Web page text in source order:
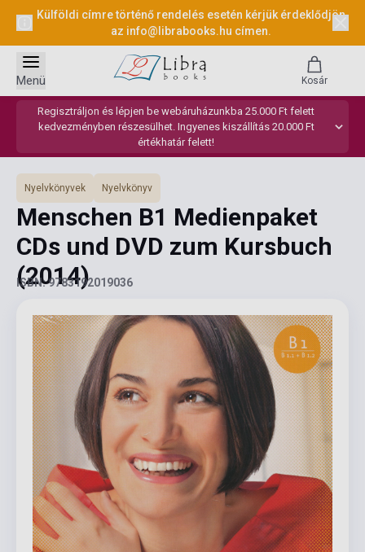
Külföldi címre történő rendelés esetén kérjük érdeklődjön
az info@librabooks.hu címen.
Regisztráljon és lépjen be webáruházunkba 25.000 Ft felett
kedvezményben részesülhet. Ingyenes kiszállítás 20.000 Ft
értékhatár felett!
Menü Kosár
Nyelvkönyvek Nyelvkönyv
Menschen B1 Medienpaket
CDs und DVD zum Kursbuch
(2014)
ISBN: 9783192019036